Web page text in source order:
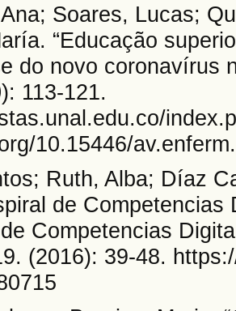
Soares, Lucas;
“Educação
do novo coronavírus
113-121.
10.15446/
Ruth, Alba; Díaz
de
Competencias
(2016): 39-48.